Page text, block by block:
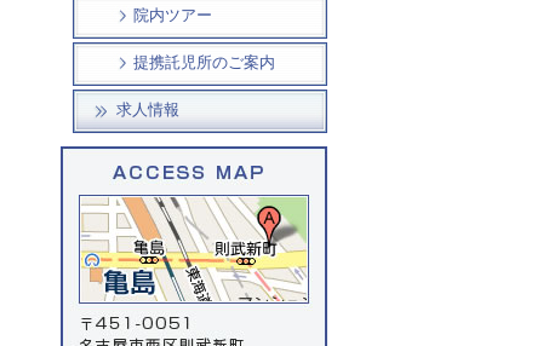
院内ツアー
提携託児所のご案内
求人情報